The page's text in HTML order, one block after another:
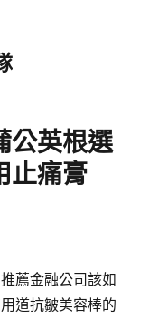
公英根選
止痛膏
薦金融公司該如
道抗皺美容棒的